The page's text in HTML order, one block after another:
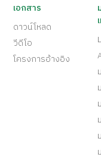
เอกสาร
ดาวน์โหลด
วีดีโอ
โครงการอ้างอิง